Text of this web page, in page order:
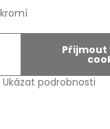
Ukázat podrobnosti
Přijmout